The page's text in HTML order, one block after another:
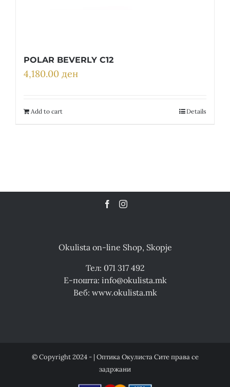
POLAR BEVERLY C12
4,180.00 ден
Add to cart Details
Okulista on-line Shop, Skopje
Тел: 071 317 492
Е-пошта: info@okulista.mk
Веб: www.okulista.mk
© Copyright 2024 - | Оптика Окулиста Сите права се
задржани